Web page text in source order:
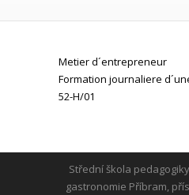
Metier d´entrepreneur
Formation journaliere
52-H/01
Střední škola
gastronomie Příbram,